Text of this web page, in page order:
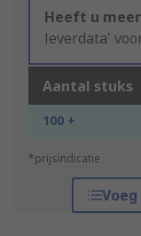
Heeft u
leverdata'
Aantal stuks
100 +
*prijsindicatie